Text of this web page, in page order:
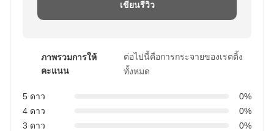
เขียนรีวิว
ภาพรวมการให้
คะแนน
ต่อไปนี้คือการกระจายของเรตติ้ง
ทั้งหมด
5 ดาว
0%
4 ดาว
0%
3 ดาว
0%